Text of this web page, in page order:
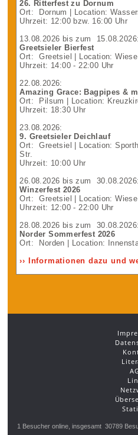
26. Ritterfest zu Dornum
Ort:
Dornum
| Location:
Uhrzeit: 12:00 bzw. 16:00 Uhr
13.08.2026 bis zum 15.08.2026:
Greetsieler Bierfest
Ort:
Greetsiel
| Location:
Uhrzeit: 14:00 - 22:00 Uhr
22.08.2026:
Amazing Grace: Bagpipes &
Ort:
Pilsum
| Location:
Uhrzeit: 18:30 Uhr
23.08.2026:
9. Greetsieler Deichlauf
Ort:
Greetsiel
| Location:
Str.
Uhrzeit: 10:00 Uhr
26.08.2026 bis zum 30.08.2026:
Winzerfest 2026
Ort:
Greetsiel
| Location:
Uhrzeit: 12:00 - 22:00 Uhr
28.08.2026 bis zum 30.08.2026:
Norder Sommerfest 2026
Ort:
Norden | Location:
›› Informationen dazu und